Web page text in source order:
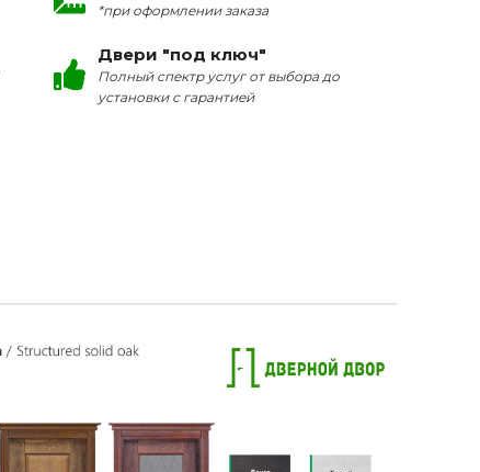
*при оформлении заказа
Двери "под ключ"
Полный спектр услуг от выбора до
установки с гарантией